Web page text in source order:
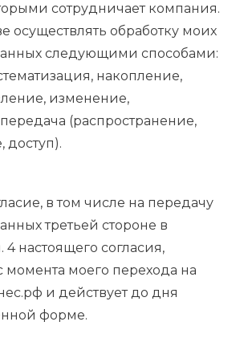
сотрудничает компания.
осуществлять обработку моих
следующими способами:
накопление,
изменение,
(распространение,
доступ).
в том числе на передачу
третьей стороне в
4 настоящего согласия,
момента моего перехода на
и действует до дня
форме.